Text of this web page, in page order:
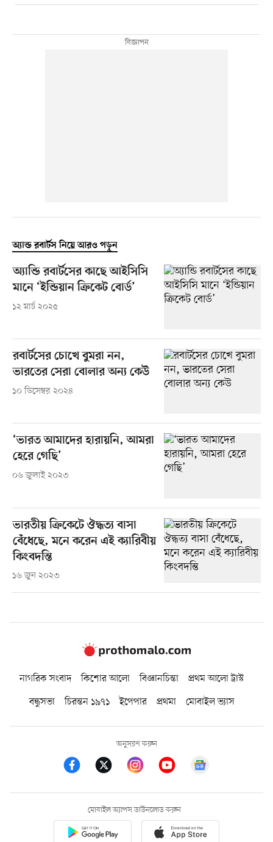
অ্যান্ড রবার্টস নিয়ে আরও পড়ুন
অ্যান্ডি রবার্টসের কাছে আইসিসি
মানে ‘ইন্ডিয়ান ক্রিকেট বোর্ড’
১২ মার্চ ২০২৫
রবার্টসের চোখে বুমরা নন,
ভারতের সেরা বোলার অন্য কেউ
১০ ডিসেম্বর ২০২৪
‘ভারত আমাদের হারায়নি, আমরা
হেরে গেছি’
০৬ জুলাই ২০২৩
ভারতীয় ক্রিকেটে ঔদ্ধত্য বাসা
বেঁধেছে, মনে করেন এই ক্যারিবীয়
কিংবদন্তি
১৬ জুন ২০২৩
নাগরিক সংবাদ কিশোর আলো বিজ্ঞানচিন্তা
প্রথম আলো ট্রাস্ট
বন্ধুসভা
চিরন্তন ১৯৭১ ইপেপার প্রথমা মোবাইল ভ্যাস
অনুসরণ করুন
মোবাইল অ্যাপস ডাউনলোড করুন